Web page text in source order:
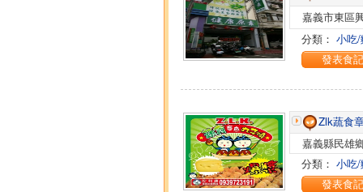
嘉義市東區
分類： 小吃
發表食記
Zlk蔬食
嘉義縣民雄
分類： 小吃
發表食記